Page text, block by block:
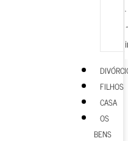
FILHOS
CASA
OS
BENS